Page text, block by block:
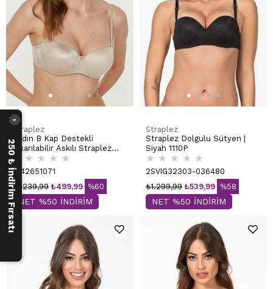
Straplez
Kadın B Kap Destekli
Çıkarılabilir Askılı Straplez
Basic Sütyen | Ten 7055
★ ★ ★ ★ ★
2142651071
₺499,99
₺1.239,99 %60
NET %50 İNDİRİM
Straplez
Straplez Dolgulu Sütyen |
Siyah 1110P
★ ★ ★ ★ ★
2SVIG32303-036480
₺539,99
₺1.299,99 %58
NET %50 İNDİRİM
250 ₺ İndirim Fırsatı
›